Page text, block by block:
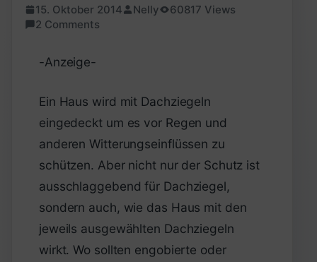
15. Oktober 2014 Nelly
60817 Views
2 Comments
-Anzeige-
Ein Haus wird mit Dachziegeln
eingedeckt um es vor Regen und
anderen Witterungseinflüssen zu
schützen. Aber nicht nur der Schutz ist
ausschlaggebend für Dachziegel,
sondern auch, wie das Haus mit den
jeweils ausgewählten Dachziegeln
wirkt. Wo sollten engobierte oder